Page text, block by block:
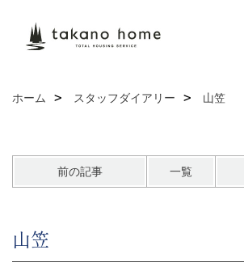
ホーム スタッフダイアリー 山笠
前の記事 一覧
山笠